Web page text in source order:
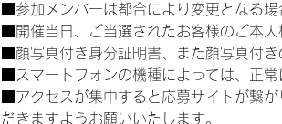
■参加メンバーは都合により変更となる
■開催当日、ご当選されたお客様のご本人
■顔写真付き身分証明書、また顔写真付
■スマートフォンの機種によっては、正常
■アクセスが集中すると応募サイトが繋
だきますようお願いいたします。